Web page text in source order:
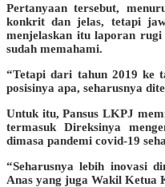
Pertanyaan tersebut,
konkrit dan jelas, tetapi
menjelaskan itu laporan rugi
sudah memahami.
“Tetapi dari tahun 2019 ke
posisinya apa, seharusnya
Untuk itu, Pansus LKPJ
termasuk Direksinya
dimasa pandemi covid-19
“Seharusnya lebih inovasi
Anas yang juga Wakil Ketua